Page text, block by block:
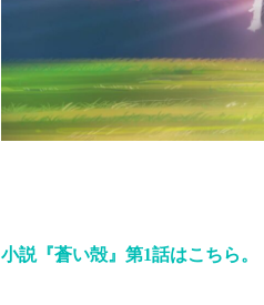
小説『蒼い殻』第1話はこちら。